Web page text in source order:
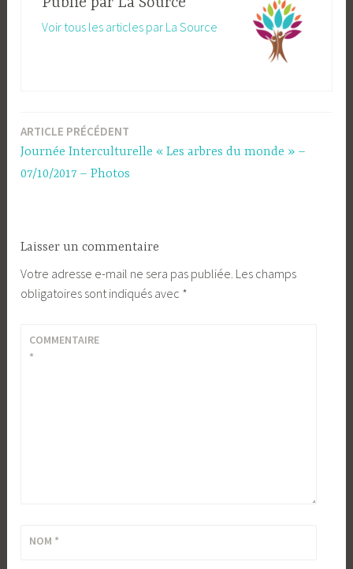
Voir tous les articles par La Source
Navigation
de
ARTICLE PRÉCÉDENT
Journée Interculturelle « Les arbres du monde » –
07/10/2017 – Photos
Laisser un commentaire
Votre adresse e-mail ne sera pas publiée. Les champs
obligatoires sont indiqués avec *
COMMENTAIRE
*
NOM *